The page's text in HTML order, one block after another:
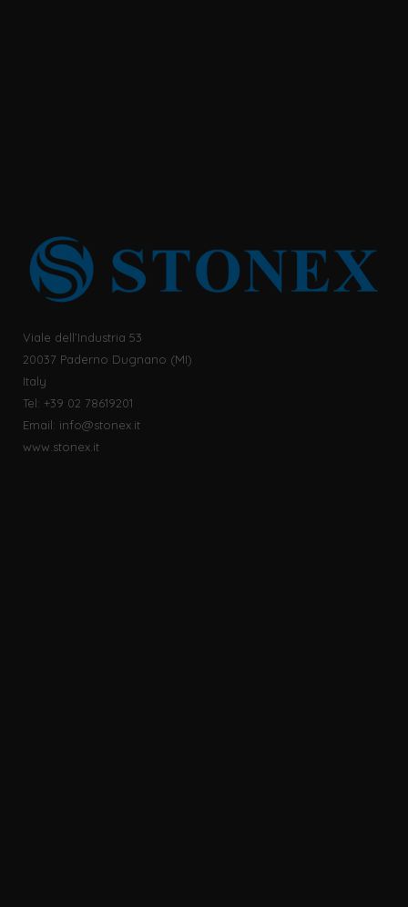
Viale dell’Industria 53
20037 Paderno Dugnano (MI)
Italy
Tel: +39 02 78619201
Email: info@stonex.it
www.stonex.it